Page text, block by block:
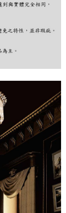
付」服務完成之交
關給付款項請求債
意方可使用
公司不負相關責
狀況，依本公司即
公司將視審查結果
惡意使用之情形，
取法律行動。